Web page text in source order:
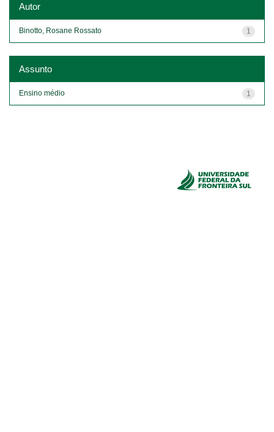
Autor
1
Binotto, Rosane Rossato
Assunto
1
Ensino médio